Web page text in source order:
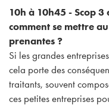
10h à 10h45 - Scop
comment se mettre
prenantes ?
Si les grandes
cela porte des
traitants, souvent
ces petites entreprises